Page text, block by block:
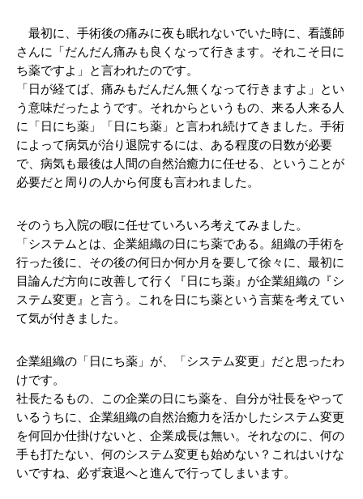
最初に、手術後の痛みに夜も眠れないでいた時に、看護師
さんに「だんだん痛みも良くなって行きます。それこそ日に
ち薬ですよ」と言われたのです。
「日が経てば、痛みもだんだん無くなって行きますよ」とい
う意味だったようです。それからというもの、来る人来る人
に「日にち薬」「日にち薬」と言われ続けてきました。手術
によって病気が治り退院するには、ある程度の日数が必要
で、病気も最後は人間の自然治癒力に任せる、ということが
必要だと周りの人から何度も言われました。
そのうち入院の暇に任せていろいろ考えてみました。
「システムとは、企業組織の日にち薬である。組織の手術を
行った後に、その後の何日か何か月を要して徐々に、最初に
目論んだ方向に改善して行く『日にち薬』が企業組織の『シ
ステム変更』と言う。これを日にち薬という言葉を考えてい
て気が付きました。
企業組織の「日にち薬」が、「システム変更」だと思ったわ
けです。
社長たるもの、この企業の日にち薬を、自分が社長をやって
いるうちに、企業組織の自然治癒力を活かしたシステム変更
を何回か仕掛けないと、企業成長は無い。それなのに、何の
手も打たない、何のシステム変更も始めない？これはいけな
いですね、必ず衰退へと進んで行ってしまいます。